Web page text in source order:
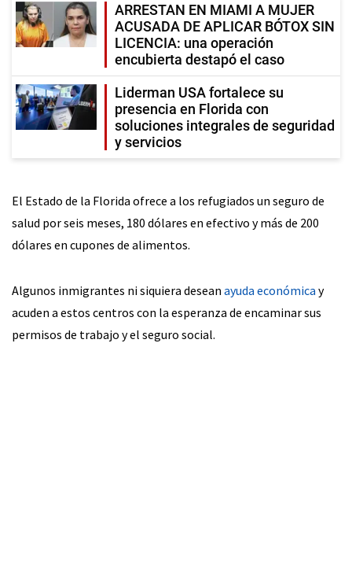
ARRESTAN EN MIAMI A MUJER
ACUSADA DE APLICAR BÓTOX SIN
LICENCIA: una operación
encubierta destapó el caso
Liderman USA fortalece su
presencia en Florida con
soluciones integrales de seguridad
y servicios
El Estado de la Florida ofrece a los refugiados un seguro de
salud por seis meses, 180 dólares en efectivo y más de 200
dólares en cupones de alimentos.
Algunos inmigrantes ni siquiera desean ayuda económica y
acuden a estos centros con la esperanza de encaminar sus
permisos de trabajo y el seguro social.